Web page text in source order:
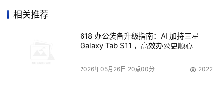
本文来源于DOIT传媒，文章内容仅供参考，不构成投资建议。
相关推荐
618 办公装备升级指南：AI 加持三星
Galaxy Tab S11 ，高效办公更顺心
2026年05月26日 20点00分 2022